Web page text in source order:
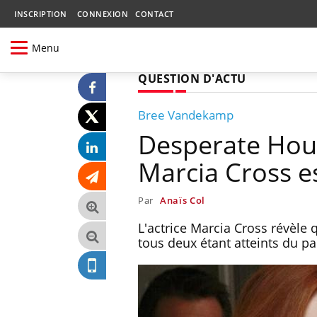
INSCRIPTION CONNEXION CONTACT
Menu
QUESTION D'ACTU
Bree Vandekamp
Desperate
Marcia Cross
Par Anaïs Col
L'actrice Marcia Cross révèle
tous deux étant atteints du